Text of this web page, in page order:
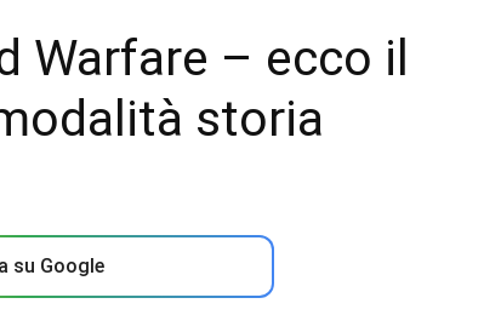
Warfare – ecco il
storia
su Google